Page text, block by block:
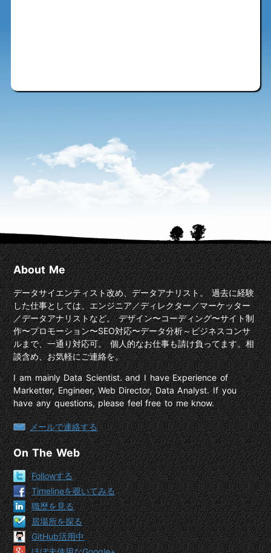
About Me
データサイエンティスト改め、データアナリスト。 過去に経験
した仕事としては、エンジニア／ディレクター／マーケッター
／データアナリストなど。 デザイン〜コーディング〜サイト制
作〜プロモーション〜SEO対応〜データ分析～ビジネスコンサ
ルまで、一通り対応可。 個人的なお仕事も請け負ってます。相
談含め、お気軽にご連絡を。
I am mainly Data Scientist. and I have Experience of
Marketter, Engineer, Web Director, Data Analyst. If you
have any questions, please feel free to me know.
メールで連絡する
On The Web
Followする
Timelineを覗いてみる
職歴を見る
居場所を探る
GitHub活用中